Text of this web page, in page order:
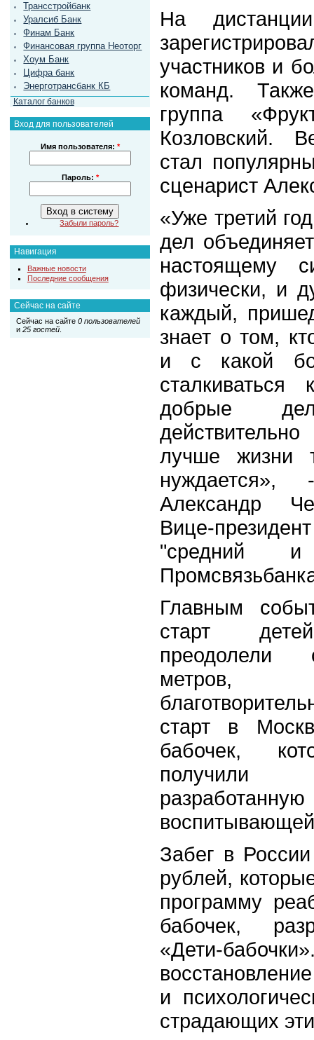
Трансстройбанк
Уралсиб Банк
Финам Банк
Финансовая группа Неоторг
Хоум Банк
Цифра банк
Энерготрансбанк КБ
Каталог банков
Вход для пользователей
Имя пользователя: *
Пароль: *
Забыли пароль?
Навигация
Важные новости
Последние сообщения
Сейчас на сайте
Сейчас на сайте 0 пользователей
и 25 гостей.
На
участников и
команд.
группа
Козловский.
стал
сценарист
«Уже третий
дел
настоящему
физически, и
каждый,
знает о том,
и с какой
добрые
лучше жизни
нуждается»,
Александр
Вице-
"средний
Главным
старт
преодолели
метров,
старт в
бабочек,
получили
Забег в
рублей,
программу
бабочек,
«Дети-
и
страдающих